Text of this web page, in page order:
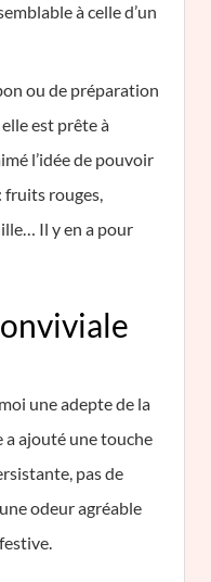
à celle d’un
ou de préparation
est prête à
l’idée de pouvoir
fruits rouges,
Il y en a pour
une adepte de la
a ajouté une touche
pas de
odeur agréable